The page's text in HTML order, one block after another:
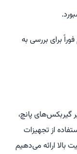
برای بررسی به
گیربکس‌های پانچ،
از تجهیزات
بالا ارائه می‌دهیم